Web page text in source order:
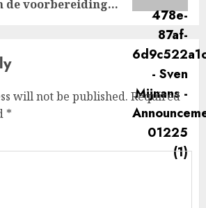
de voorbereiding…
will not be published. Required
*